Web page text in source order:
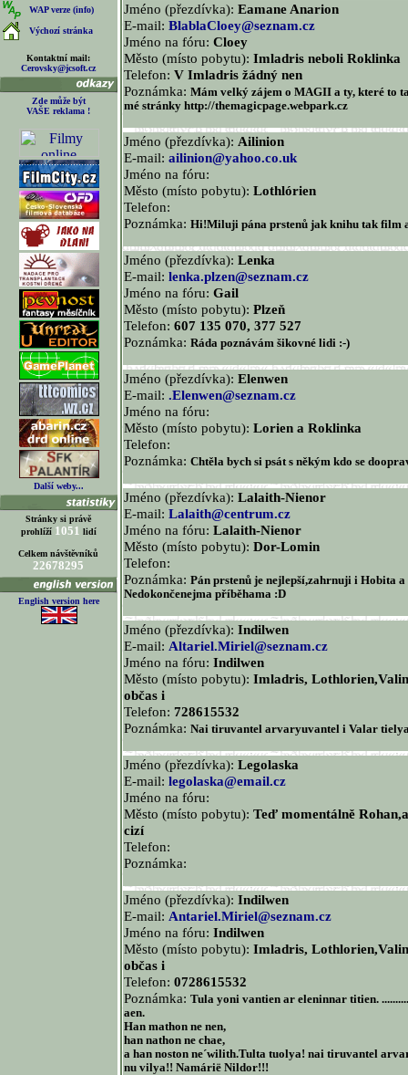
WAP verze (info)
Výchozí stránka
Kontaktní mail:
Cerovsky@jcsoft.cz
Zde může být
VAŠE reklama !
Další weby...
Stránky si právě
prohlíží 1051 lidí
Celkem návštěvníků
22678295
English version here
Jméno (přezdívka): Eamane Anarion
E-mail: BlablaCloey@seznam.cz
Jméno na fóru: Cloey
Město (místo pobytu): Imladris neboli Roklinka
Telefon: V Imladris žádný nen
Poznámka: Mám velký zájem o MAGII a ty, které to
mé stránky http://themagicpage.webpark.cz
Jméno (přezdívka): Ailinion
E-mail: ailinion@yahoo.co.uk
Jméno na fóru:
Město (místo pobytu): Lothlórien
Telefon:
Poznámka: Hi!Miluji pána prstenů jak knihu tak film
Jméno (přezdívka): Lenka
E-mail: lenka.plzen@seznam.cz
Jméno na fóru: Gail
Město (místo pobytu): Plzeň
Telefon: 607 135 070, 377 527
Poznámka: Ráda poznávám šikovné lidi :-)
Jméno (přezdívka): Elenwen
E-mail: .Elenwen@seznam.cz
Jméno na fóru:
Město (místo pobytu): Lorien a Roklinka
Telefon:
Poznámka: Chtěla bych si psát s někým kdo se
Jméno (přezdívka): Lalaith-Nienor
E-mail: Lalaith@centrum.cz
Jméno na fóru: Lalaith-Nienor
Město (místo pobytu): Dor-Lomin
Telefon:
Poznámka: Pán prstenů je nejlepší,zahrnuji i Hobita
Nedokončenejma příběhama :D
Jméno (přezdívka): Indilwen
E-mail: Altariel.Miriel@seznam.cz
Jméno na fóru: Indilwen
Město (místo pobytu): Imladris,
občas i
Telefon: 728615532
Poznámka: Nai tiruvantel arvaryuvantel i Valar
Jméno (přezdívka): Legolaska
E-mail: legolaska@email.cz
Jméno na fóru:
Město (místo pobytu): Teď momentálně
cizí
Telefon:
Poznámka:
Jméno (přezdívka): Indilwen
E-mail: Antariel.Miriel@seznam.cz
Jméno na fóru: Indilwen
Město (místo pobytu): Imladris,
občas i
Telefon: 0728615532
Poznámka: Tula yoni vantien ar eleninnar titien.
aen.
Han mathon ne nen,
han nathon ne chae,
a han noston ne´wilith.Tulta tuolya! nai tiruvantel
nu vilya!! Namárië Nildor!!!